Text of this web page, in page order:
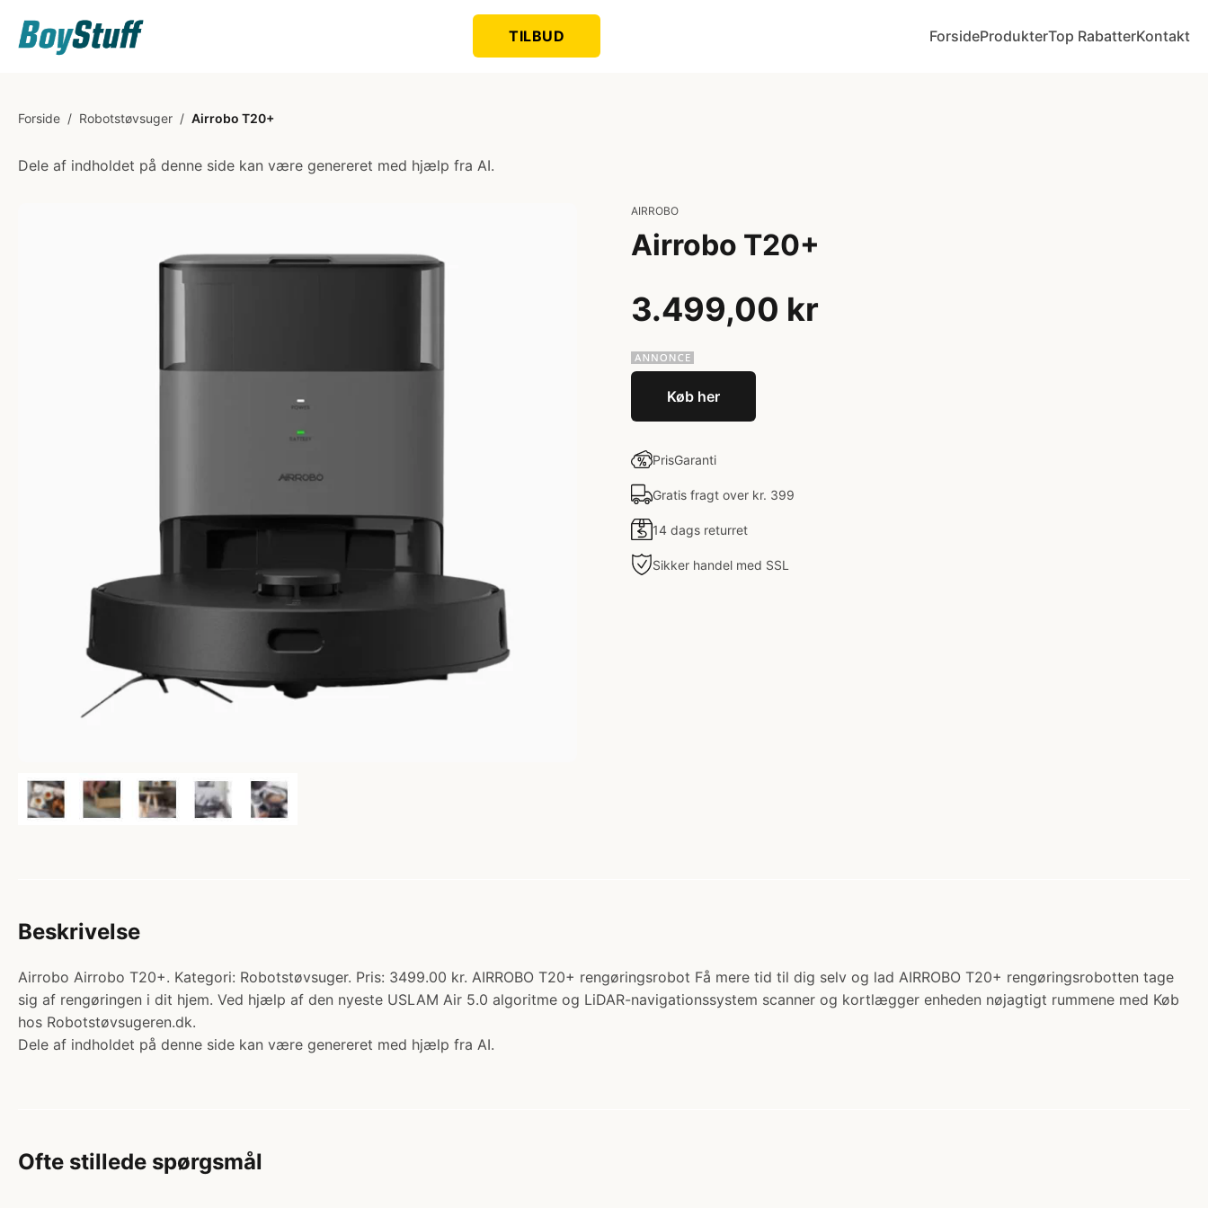
TILBUD ForsideProdukterTop RabatterKontakt
Forside / Robotstøvsuger / Airrobo T20+
Dele af indholdet på denne side kan være genereret med hjælp fra AI.
AIRROBO
Airrobo T20+
3.499,00 kr
Køb her
PrisGaranti
Gratis fragt over kr. 399
14 dags returret
Sikker handel med SSL
Beskrivelse
Airrobo Airrobo T20+. Kategori: Robotstøvsuger. Pris: 3499.00 kr. AIRROBO T20+ rengøringsrobot Få mere tid til dig selv og lad AIRROBO T20+ rengøringsrobotten tage
sig af rengøringen i dit hjem. Ved hjælp af den nyeste USLAM Air 5.0 algoritme og LiDAR-navigationssystem scanner og kortlægger enheden nøjagtigt rummene med Køb
hos Robotstøvsugeren.dk.
Dele af indholdet på denne side kan være genereret med hjælp fra AI.
Ofte stillede spørgsmål